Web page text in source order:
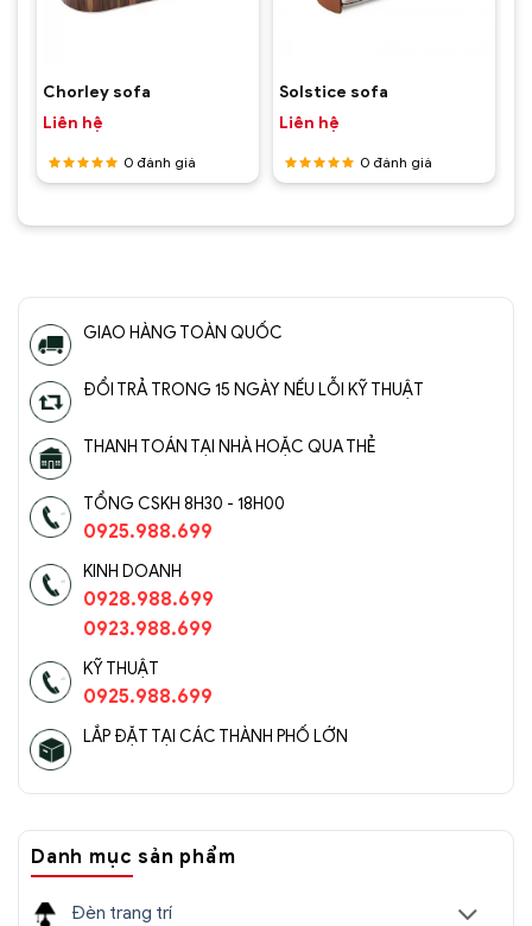
Chorley sofa
Liên hệ
Được
55 sao
0 đánh giá
Solstice sofa
Liên hệ
Được
55 sao
0 đánh giá
GIAO HÀNG TOÀN QUỐC
ĐỔI TRẢ TRONG 15 NGÀY NẾU LỖI KỸ THUẬT
THANH TOÁN TẠI NHÀ HOẶC QUA THẺ
TỔNG CSKH 8H30 - 18H00
0925.988.699
KINH DOANH
0928.988.699
0923.988.699
KỸ THUẬT
0925.988.699
LẮP ĐẶT TẠI CÁC THÀNH PHỐ LỚN
Danh mục sản phẩm
Đèn trang trí